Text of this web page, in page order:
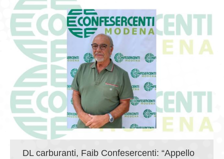
DL carburanti, Faib Confesercenti: “Appello